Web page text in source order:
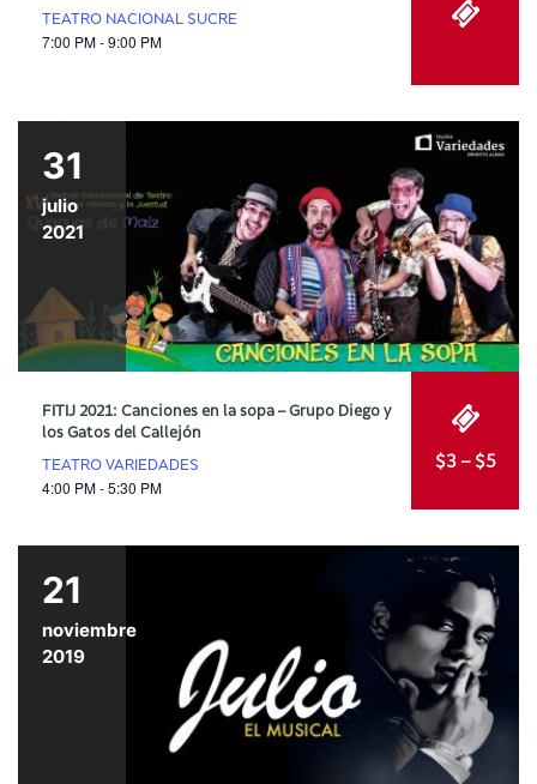
TEATRO NACIONAL SUCRE
7:00 PM - 9:00 PM
31
julio
2021
FITIJ 2021: Canciones en la sopa – Grupo Diego y
los Gatos del Callejón
TEATRO VARIEDADES
4:00 PM - 5:30 PM
$3 – $5
21
noviembre
2019